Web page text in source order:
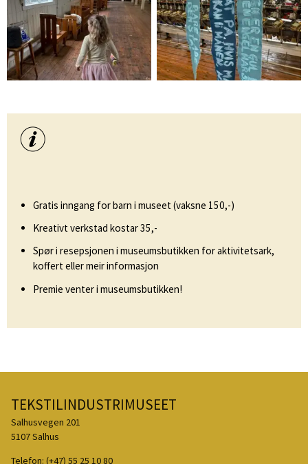
Leit etter sauen Bæændik!
Kreativ verkstad
Gratis inngang for barn i museet (vaksne 150,-)
Kreativt verkstad kostar 35,-
Spør i resepsjonen i museumsbutikken for aktivitetsark,
koffert eller meir informasjon
Premie venter i museumsbutikken!
TEKSTILINDUSTRIMUSEET
Salhusvegen 201
5107 Salhus
Telefon: (+47) 55 25 10 80